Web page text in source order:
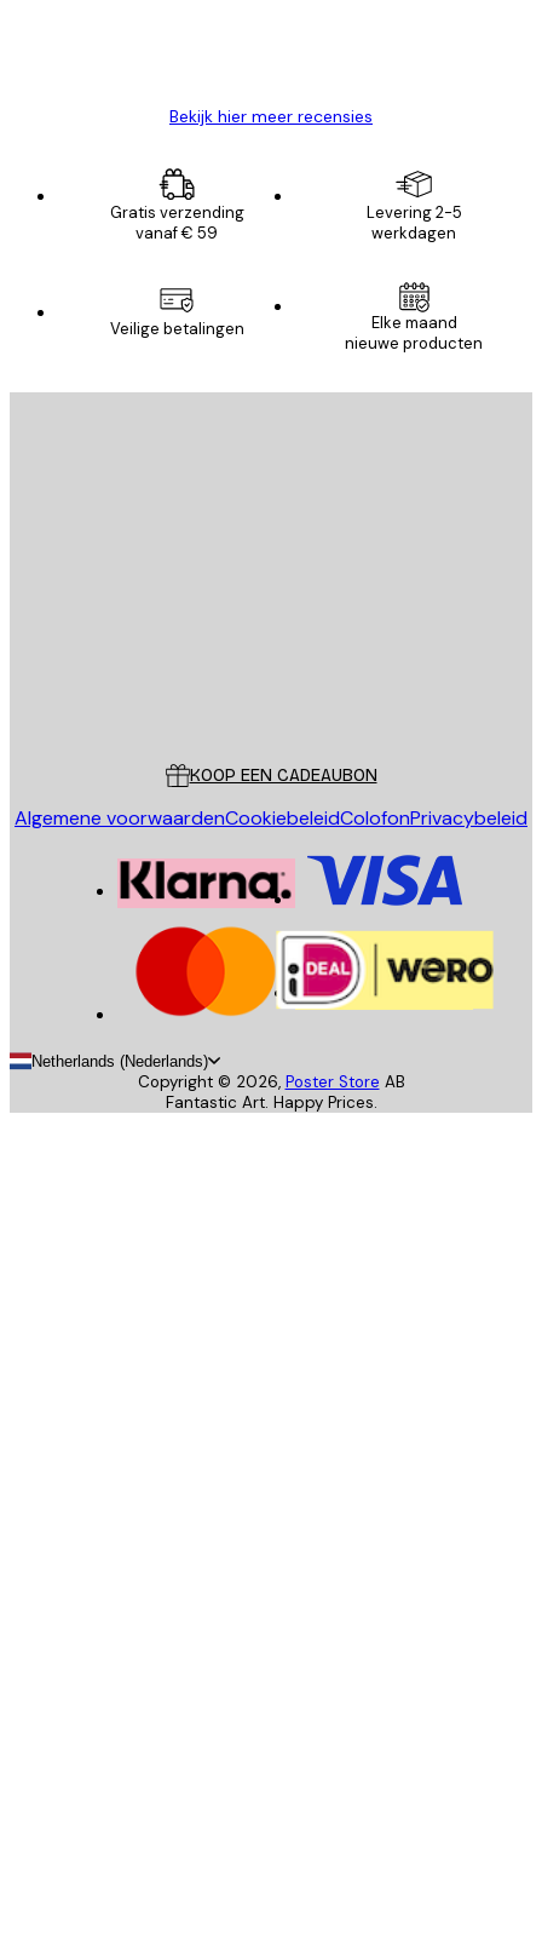
Bekijk hier meer recensies
Gratis verzending
vanaf € 59
Levering 2-5
werkdagen
Veilige betalingen
Elke maand
nieuwe producten
KOOP EEN CADEAUBON
Algemene voorwaardenCookiebeleidColofonPrivacybeleid
Netherlands (Nederlands)
Copyright © 2026, Poster Store AB
Fantastic Art. Happy Prices.